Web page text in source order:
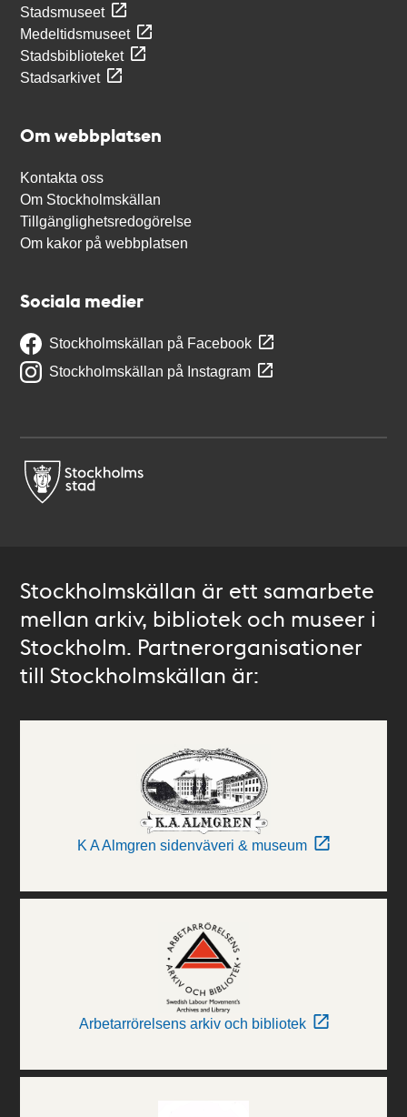
Stadsmuseet
Medeltidsmuseet
Stadsbiblioteket
Stadsarkivet
Om webbplatsen
Kontakta oss
Om Stockholmskällan
Tillgänglighetsredogörelse
Om kakor på webbplatsen
Sociala medier
Stockholmskällan på Facebook
Stockholmskällan på Instagram
Stockholmskällan är ett samarbete
mellan arkiv, bibliotek och museer i
Stockholm. Partnerorganisationer
till Stockholmskällan är:
K A Almgren sidenväveri & museum
Arbetarrörelsens arkiv och bibliotek